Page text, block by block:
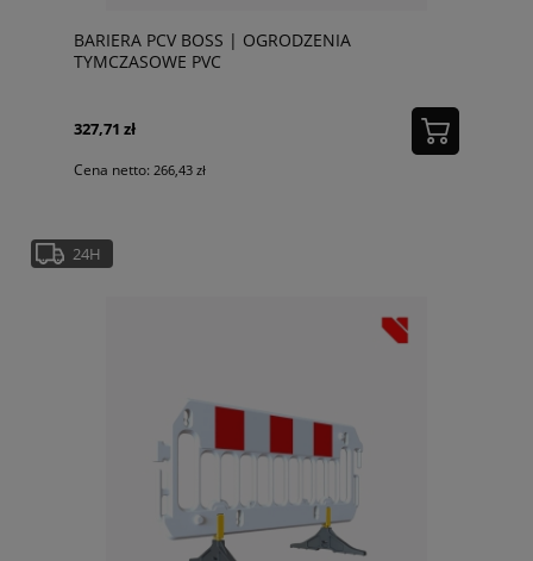
BARIERA PCV BOSS | OGRODZENIA
TYMCZASOWE PVC
327,71 zł
Cena netto: 266,43 zł
24H